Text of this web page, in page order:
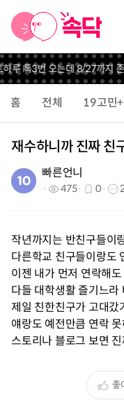
하루 톡3번 오는데 8/27까지
홈 전체 19고민+
재수하니까 진짜 친
빠른언니
475 0
작년까지는 반친구들이
다른학교 친구들이랑도
이젠 내가 먼저 연락해
다들 대학생활 즐기느라
제일 친한친구가 고대갔
얘랑도 예전만큼 연락
스토리나 블로그 보면
좋